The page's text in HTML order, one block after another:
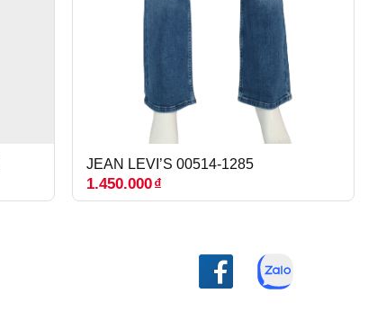
JEAN LEVI’S 00514-1285
1.450.000₫